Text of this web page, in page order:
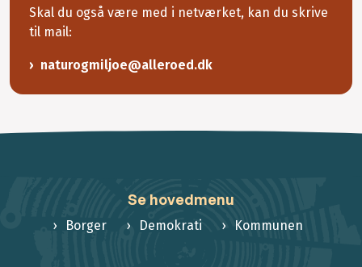
Skal du også være med i netværket, kan du skrive
til mail:
naturogmiljoe@alleroed.dk
Se hovedmenu
Borger Demokrati Kommunen